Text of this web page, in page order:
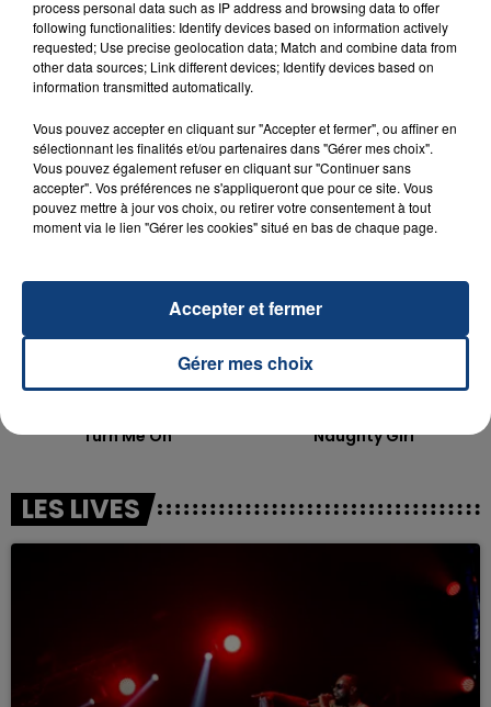
OPÉRER DE LA CHEVILLE RESSORT DE LA...
La famille a porté plainte contre la clinique qui a
reconnu sa responsabilité et présenté ses
TITRES DIFFUSÉS
21h19
21h19
Turn Me On
21h16
21h16
Naughty Girl
LES LIVES
process personal data such as IP address and browsing data to offer
following functionalities: Identify devices based on information actively
requested; Use precise geolocation data; Match and combine data from
other data sources; Link different devices; Identify devices based on
information transmitted automatically.
Vous pouvez accepter en cliquant sur "Accepter et fermer", ou affiner en
sélectionnant les finalités et/ou partenaires dans "Gérer mes choix".
Vous pouvez également refuser en cliquant sur "Continuer sans
accepter". Vos préférences ne s'appliqueront que pour ce site. Vous
pouvez mettre à jour vos choix, ou retirer votre consentement à tout
moment via le lien "Gérer les cookies" situé en bas de chaque page.
Gérer mes choix
Accepter et fermer